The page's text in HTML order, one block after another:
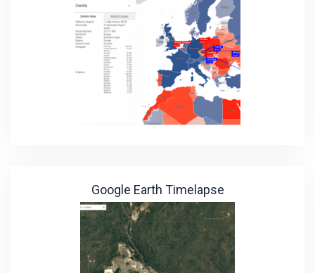
Google Earth Timelapse